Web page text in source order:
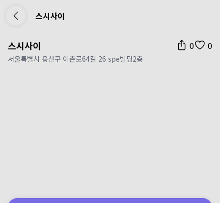
스시사이
스시사이 0 0
서울특별시 용산구 이촌로64길 26 spe빌딩2층